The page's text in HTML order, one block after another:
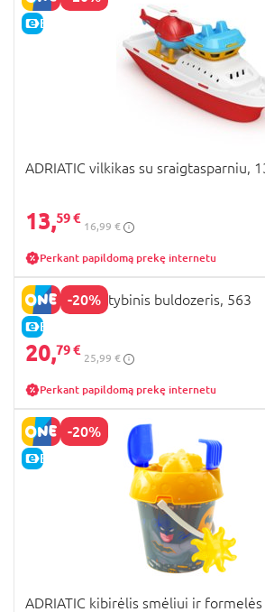
E-KAINA
ADRIATIC vilkikas su sraigtasparniu,
13,59 €
16,99 €
Perkant papildomą prekę internetu
-20%
E-KAINA
ADRIATIC statybinis buldozeris, 563
20,79 €
25,99 €
Perkant papildomą prekę internetu
-20%
E-KAINA
ADRIATIC kibirėlis smėliui ir formelės